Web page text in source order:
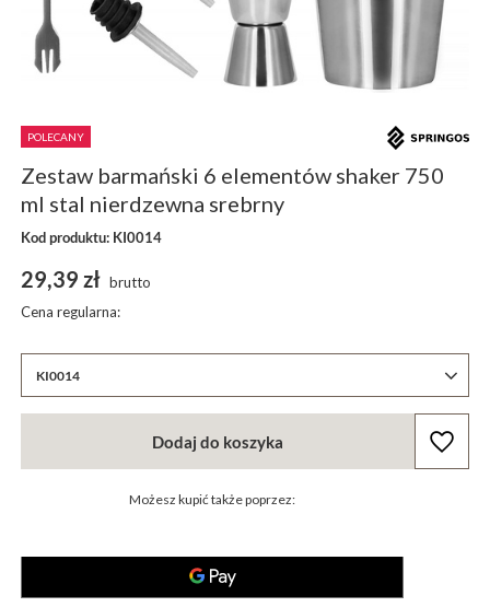
POLECANY
Zestaw barmański 6 elementów shaker 750
ml stal nierdzewna srebrny
Kod produktu: KI0014
KI0014
29,39 zł brutto
Cena regularna:
Dodaj do koszyka
Możesz kupić także poprzez: